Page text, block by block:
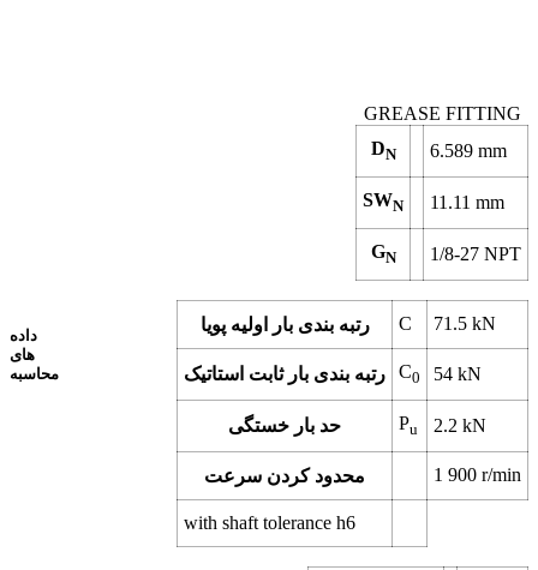
GREASE FITTING
DN 6.589 mm
SWN 11.11 mm
GN 1/8-27 NPT
داده
های
محاسبه
رتبه بندی بار اولیه پویا C 71.5 kN
رتبه بندی بار ثابت استاتیک C0 54 kN
حد بار خستگی Pu 2.2 kN
محدود کردن سرعت 1 900 r/min
with shaft tolerance h6